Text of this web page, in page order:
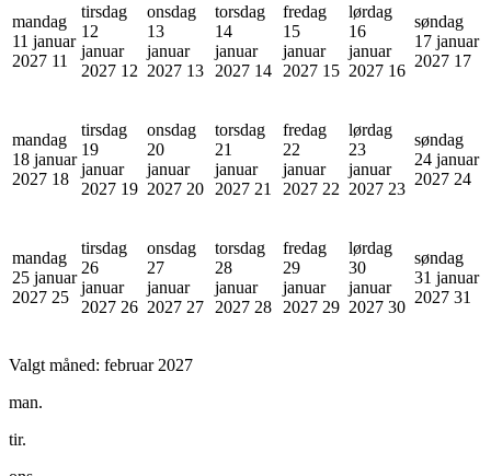
mandag
11 januar
2027 11
tirsdag
12
januar
2027 12
onsdag
13
januar
2027 13
torsdag
14
januar
2027 14
fredag
15
januar
2027 15
lørdag
16
januar
2027 16
søndag
17 januar
2027 17
mandag
18 januar
2027 18
tirsdag
19
januar
2027 19
onsdag
20
januar
2027 20
torsdag
21
januar
2027 21
fredag
22
januar
2027 22
lørdag
23
januar
2027 23
søndag
24 januar
2027 24
mandag
25 januar
2027 25
tirsdag
26
januar
2027 26
onsdag
27
januar
2027 27
torsdag
28
januar
2027 28
fredag
29
januar
2027 29
lørdag
30
januar
2027 30
søndag
31 januar
2027 31
Valgt måned: februar 2027
man.
tir.